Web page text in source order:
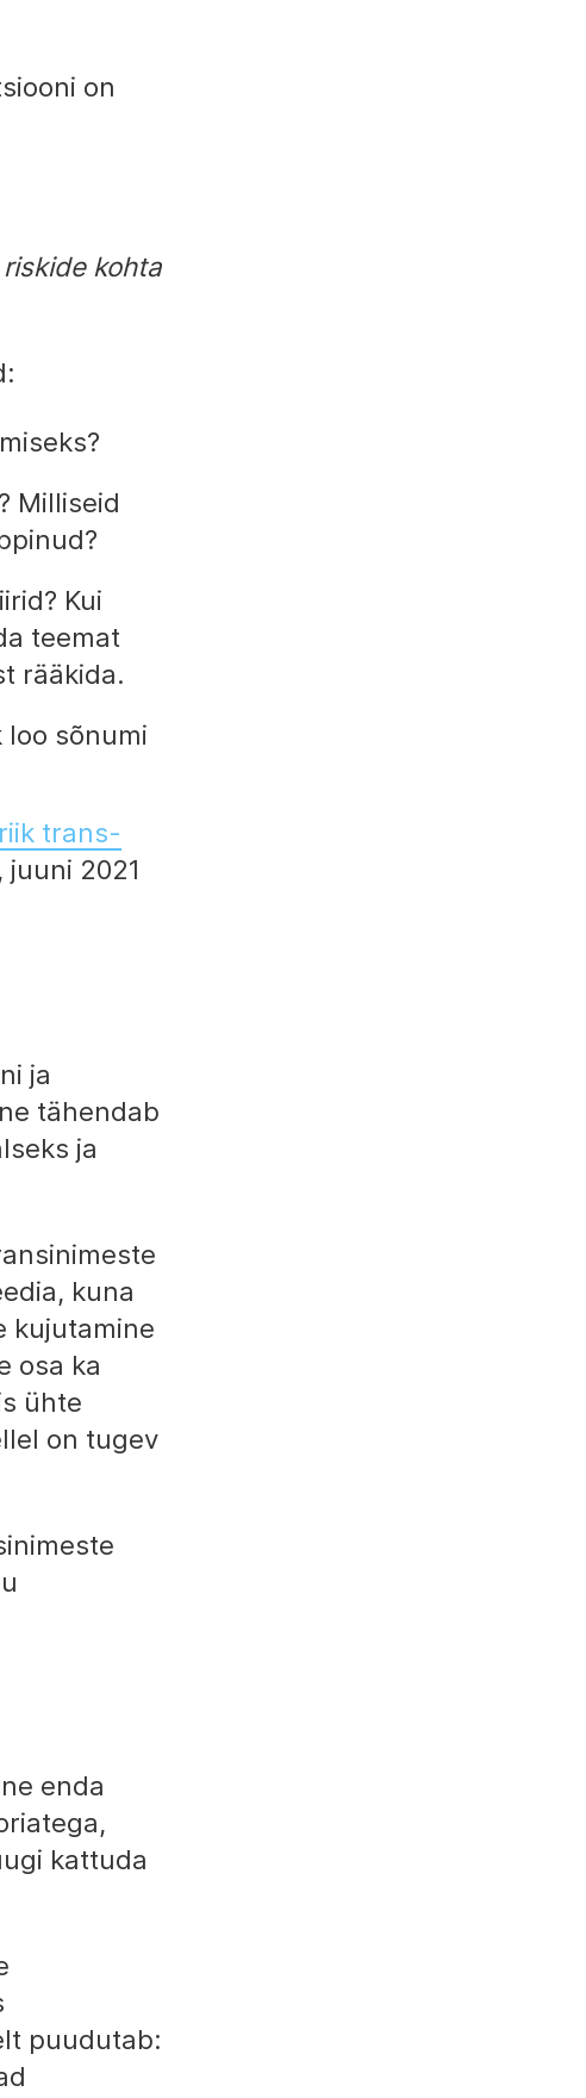
on
kohta
Milliseid
Kui
teemat
rääkida.
loo sõnumi
trans-
2021
ja
tähendab
ja
kuna
kujutamine
osa ka
ühte
on tugev
enda
kattuda
puudutab: